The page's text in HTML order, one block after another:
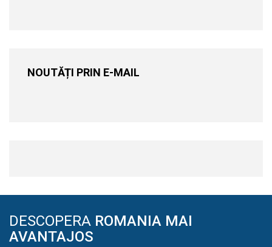
NOUTĂȚI PRIN E-MAIL
DESCOPERA ROMANIA MAI
AVANTAJOS